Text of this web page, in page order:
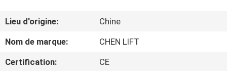
PROPOS
DE
NOUS
Lieu d'origine:
Chine
Nom de marque:
CHEN LIFT
Certification:
CE